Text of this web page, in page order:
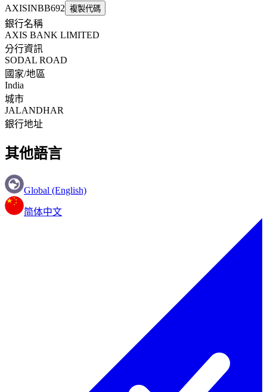
AXISINBB692 複製代碼
銀行名稱
AXIS BANK LIMITED
分行資訊
SODAL ROAD
國家/地區
India
城市
JALANDHAR
銀行地址
其他語言
Global (English)
简体中文